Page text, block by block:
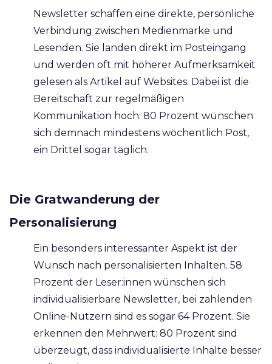
Newsletter schaffen eine direkte, persönliche
Verbindung zwischen Medienmarke und
Lesenden. Sie landen direkt im Posteingang
und werden oft mit höherer Aufmerksamkeit
gelesen als Artikel auf Websites. Dabei ist die
Bereitschaft zur regelmäßigen
Kommunikation hoch: 80 Prozent wünschen
sich demnach mindestens wöchentlich Post,
ein Drittel sogar täglich.
Die Gratwanderung der
Personalisierung
Ein besonders interessanter Aspekt ist der
Wunsch nach personalisierten Inhalten. 58
Prozent der Leser:innen wünschen sich
individualisierbare Newsletter, bei zahlenden
Online-Nutzern sind es sogar 64 Prozent. Sie
erkennen den Mehrwert: 80 Prozent sind
überzeugt, dass individualisierte Inhalte besser